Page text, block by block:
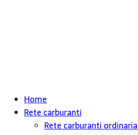
Home
Rete carburanti
Rete carburanti ordinaria